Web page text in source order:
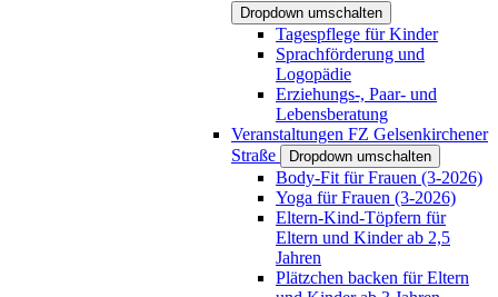
Dropdown umschalten
Tagespflege für Kinder
Sprachförderung und
Logopädie
Erziehungs-, Paar- und
Lebensberatung
Veranstaltungen FZ Gelsenkirchener
Straße
Dropdown umschalten
Body-Fit für Frauen (3-2026)
Yoga für Frauen (3-2026)
Eltern-Kind-Töpfern für
Eltern und Kinder ab 2,5
Jahren
Plätzchen backen für Eltern